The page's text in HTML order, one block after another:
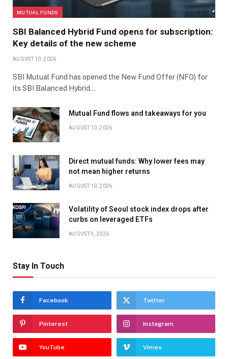
MUTUAL FUNDS
SBI Balanced Hybrid Fund opens for subscription:
Key details of the new scheme
AUGUST 10, 2026
SBI Mutual Fund has opened the New Fund Offer (NFO) for
its SBI Balanced Hybrid…
Mutual Fund flows and takeaways for you
AUGUST 10, 2026
Direct mutual funds: Why lower fees may
not mean higher returns
AUGUST 10, 2026
Volatility of Seoul stock index drops after
curbs on leveraged ETFs
AUGUST 9, 2026
Stay In Touch
Facebook Twitter
Pinterest Instagram
YouTube Vimeo